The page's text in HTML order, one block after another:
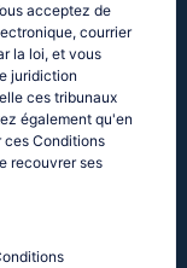
acceptez de
courrier
la loi, et vous
juridiction
ces tribunaux
également qu'en
ces Conditions
recouvrer ses